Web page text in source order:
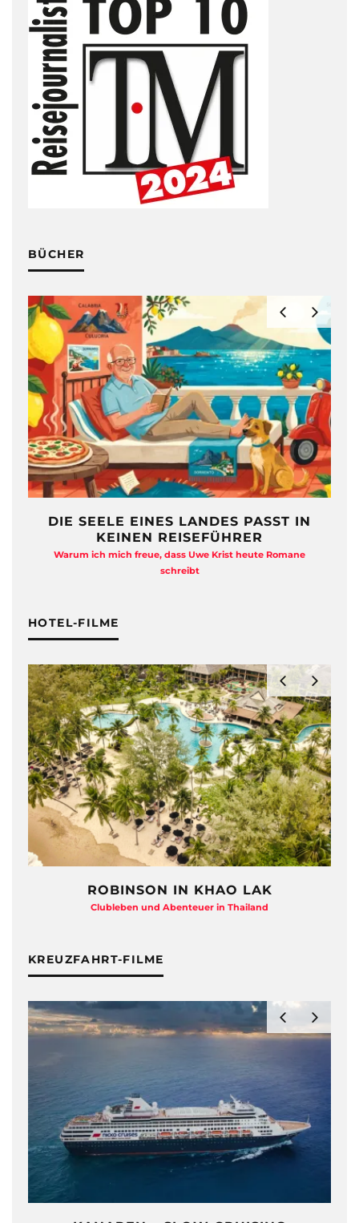
BÜCHER
DIE SEELE EINES LANDES PASST IN
KEINEN REISEFÜHRER
Warum ich mich freue, dass Uwe Krist heute Romane
schreibt
HOTEL-FILME
ROBINSON IN KHAO LAK
Clubleben und Abenteuer in Thailand
KREUZFAHRT-FILME